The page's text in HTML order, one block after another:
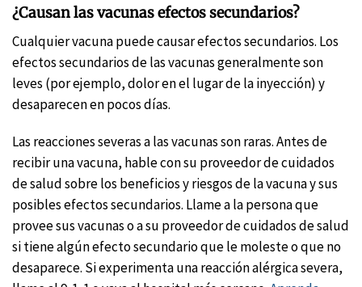
¿Causan las vacunas efectos secundarios?
Cualquier vacuna puede causar efectos secundarios. Los
efectos secundarios de las vacunas generalmente son
leves (por ejemplo, dolor en el lugar de la inyección) y
desaparecen en pocos días.
Las reacciones severas a las vacunas son raras. Antes de
recibir una vacuna, hable con su proveedor de cuidados
de salud sobre los beneficios y riesgos de la vacuna y sus
posibles efectos secundarios. Llame a la persona que
provee sus vacunas o a su proveedor de cuidados de salud
si tiene algún efecto secundario que le moleste o que no
desaparece. Si experimenta una reacción alérgica severa,